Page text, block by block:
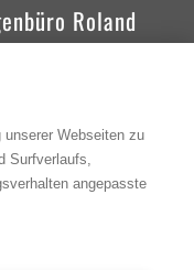
Roland
Roland
Messungen,
, Arbeits- und
Webseiten zu
Surfverlaufs,
angepasste